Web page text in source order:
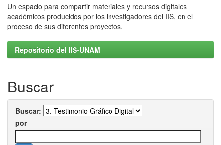
Un espacio para compartir materiales y recursos digitales
académicos producidos por los investigadores del IIS, en el
proceso de sus diferentes proyectos.
Repositorio del IIS-UNAM
Buscar
Buscar:
por